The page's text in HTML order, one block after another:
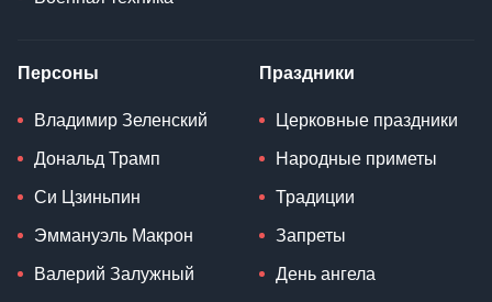
Персоны
Владимир Зеленский
Дональд Трамп
Си Цзиньпин
Эммануэль Макрон
Валерий Залужный
Праздники
Церковные праздники
Народные приметы
Традиции
Запреты
День ангела